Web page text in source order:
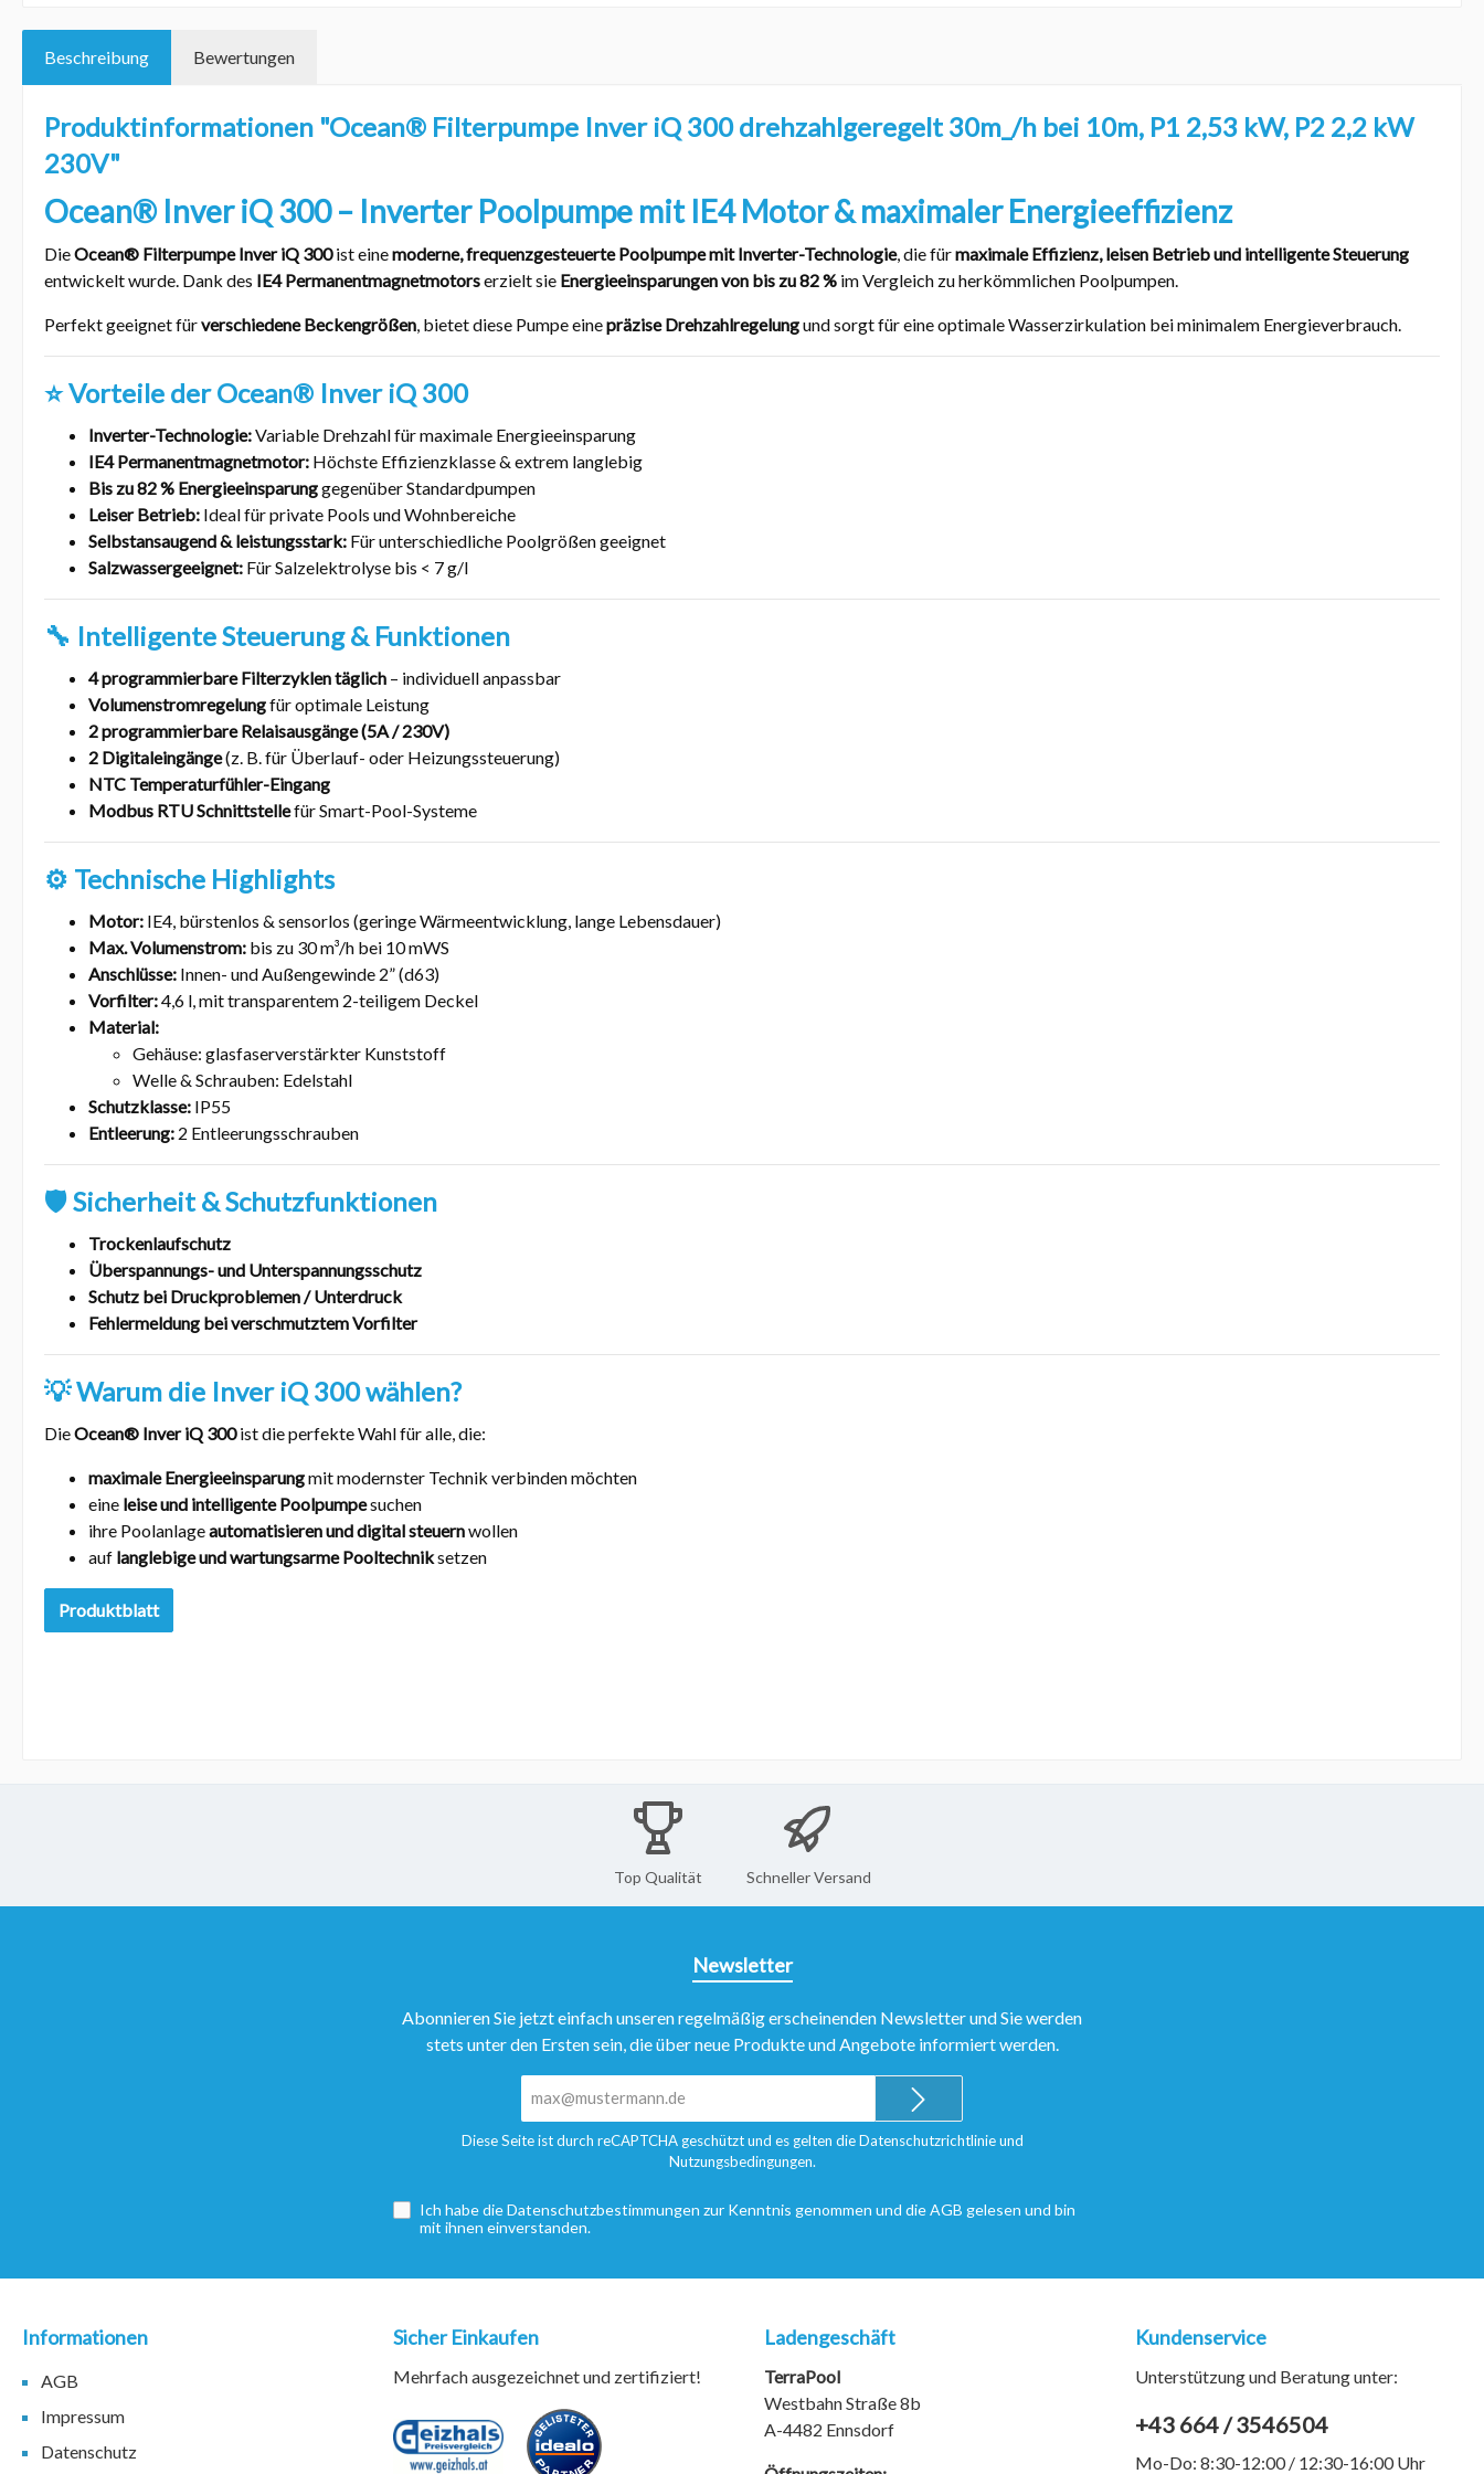
Beschreibung Bewertungen
Produktinformationen "Ocean® Filterpumpe Inver iQ 300 drehzahlgeregelt 30m_/h bei 10m, P1 2,53 kW, P2 2,2 kW
230V"
Ocean® Inver iQ 300 – Inverter Poolpumpe mit IE4 Motor & maximaler Energieeffizienz
DieOcean® Filterpumpe Inver iQ 300ist einemoderne, frequenzgesteuerte Poolpumpe mit Inverter-Technologie, die fürmaximale Effizienz, leisen Betrieb und intelligente Steuerung
entwickelt wurde. Dank des IE4 Permanentmagnetmotorserzielt sie Energieeinsparungen von bis zu 82 % im Vergleich zu herkömmlichen Poolpumpen.
Perfekt geeignet fürverschiedene Beckengrößen, bietet diese Pumpe einepräzise Drehzahlregelungund sorgt für eine optimale Wasserzirkulation bei minimalem Energieverbrauch.
⭐ Vorteile der Ocean® Inver iQ 300
Inverter-Technologie:Variable Drehzahl für maximale Energieeinsparung
IE4 Permanentmagnetmotor: Höchste Effizienzklasse & extrem langlebig
Bis zu 82 % Energieeinsparunggegenüber Standardpumpen
Leiser Betrieb: Ideal für private Pools und Wohnbereiche
Selbstansaugend & leistungsstark: Für unterschiedliche Poolgrößen geeignet
Salzwassergeeignet: Für Salzelektrolyse bis < 7 g/l
🔧 Intelligente Steuerung & Funktionen
4 programmierbare Filterzyklen täglich – individuell anpassbar
Volumenstromregelungfür optimale Leistung
2 programmierbare Relaisausgänge (5A / 230V)
2 Digitaleingänge(z. B. für Überlauf- oder Heizungssteuerung)
NTC Temperaturfühler-Eingang
Modbus RTU Schnittstellefür Smart-Pool-Systeme
⚙️ Technische Highlights
Motor: IE4, bürstenlos & sensorlos (geringe Wärmeentwicklung, lange Lebensdauer)
Max. Volumenstrom: bis zu 30 m³/h bei 10 mWS
Anschlüsse: Innen- und Außengewinde 2” (d63)
Vorfilter:4,6 l, mit transparentem 2-teiligem Deckel
Material:
Gehäuse: glasfaserverstärkter Kunststoff
Welle & Schrauben: Edelstahl
Schutzklasse: IP55
Entleerung: 2 Entleerungsschrauben
🛡️ Sicherheit & Schutzfunktionen
Trockenlaufschutz
Überspannungs- und Unterspannungsschutz
Schutz bei Druckproblemen / Unterdruck
Fehlermeldung bei verschmutztem Vorfilter
💡 Warum die Inver iQ 300 wählen?
DieOcean® Inver iQ 300ist die perfekte Wahl für alle, die:
maximale Energieeinsparungmit modernster Technik verbinden möchten
eine leise und intelligente Poolpumpesuchen
ihre Poolanlageautomatisieren und digital steuernwollen
auf langlebige und wartungsarme Pooltechniksetzen
Produktblatt
Top Qualität Schneller Versand
Newsletter
Abonnieren Sie jetzt einfach unseren regelmäßig erscheinenden Newsletter und Sie werden
stets unter den Ersten sein, die über neue Produkte und Angebote informiert werden.
Adresse*
Diese Seite ist durch reCAPTCHA geschützt und es gelten dieDatenschutzrichtlinieund
Nutzungsbedingungen.
Ich habe dieDatenschutzbestimmungen zur Kenntnis genommen und dieAGB gelesen und bin
mit ihnen einverstanden.
Kundenservice
Unterstützung und Beratung unter:
+43 664 / 3546504
Mo-Do: 8:30-12:00 / 12:30-16:00 Uhr
Informationen
AGB
Impressum
Datenschutz
Sicher Einkaufen
Mehrfach ausgezeichnet und zertifiziert!
Ladengeschäft
TerraPool
Westbahn Straße 8b
A-4482 Ennsdorf